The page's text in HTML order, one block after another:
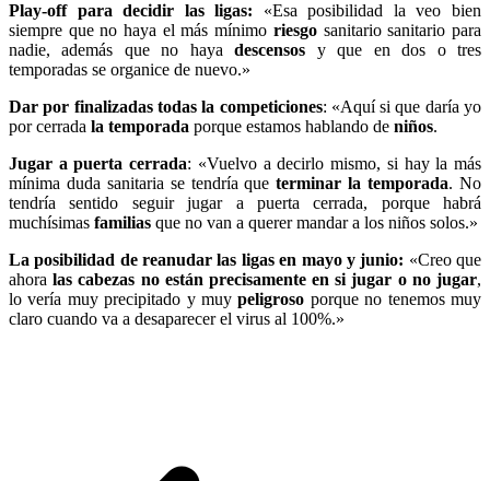
Play-off para decidir las ligas: «Esa posibilidad la veo bien
siempre que no haya el más mínimo riesgosanitario sanitario para
nadie, además que no hayadescensos y que en dos o tres
temporadas se organice de nuevo.»
Dar por finalizadas todas la competiciones: «Aquí si que daría yo
por cerrada la temporada porque estamos hablando de niños.
Jugar a puerta cerrada: «Vuelvo a decirlo mismo, si hay la más
mínima duda sanitaria se tendría que terminar la temporada. No
tendría sentido seguir jugar a puerta cerrada, porque habrá
muchísimas familias que no van a querer mandar a los niños solos.»
La posibilidad de reanudar las ligas en mayo y junio: «Creo que
ahoralas cabezas no están precisamente en si jugar o no jugar,
lo vería muy precipitado y muypeligroso porque no tenemos muy
claro cuando va a desaparecer el virus al 100%.»